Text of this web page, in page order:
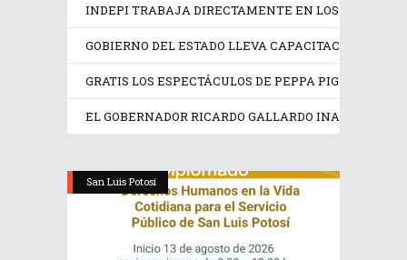
INDEPI TRABAJA DIRECTAMENTE EN LOS
GOBIERNO DEL ESTADO LLEVA CAPACITACIÓN
GRATIS LOS ESPECTÁCULOS DE PEPPA PIG Y
EL GOBERNADOR RICARDO GALLARDO INAUGURA
San Luis Potosí